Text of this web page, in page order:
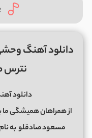
دانلود آهنگ
نترس
دانلود
از همراهان همیشگی ما
مسعود صادقلو